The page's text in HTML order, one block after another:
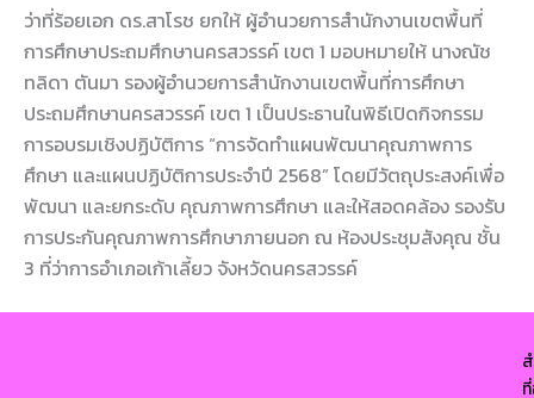
ว่าที่ร้อยเอก ดร.สาโรช ยกให้ ผู้อำนวยการสำนักงานเขตพื้นที่
การศึกษาประถมศึกษานครสวรรค์ เขต 1 มอบหมายให้ นางณัช
ทลิดา ตันมา รองผู้อำนวยการสำนักงานเขตพื้นที่การศึกษา
ประถมศึกษานครสวรรค์ เขต 1 เป็นประธานในพิธีเปิดกิจกรรม
การอบรมเชิงปฏิบัติการ “การจัดทำแผนพัฒนาคุณภาพการ
ศึกษา และแผนปฏิบัติการประจำปี 2568” โดยมีวัตถุประสงค์เพื่อ
พัฒนา และยกระดับ คุณภาพการศึกษา และให้สอดคล้อง รองรับ
การประกันคุณภาพการศึกษาภายนอก ณ ห้องประชุมสังคุณ ชั้น
3 ที่ว่าการอำเภอเก้าเลี้ยว จังหวัดนครสวรรค์